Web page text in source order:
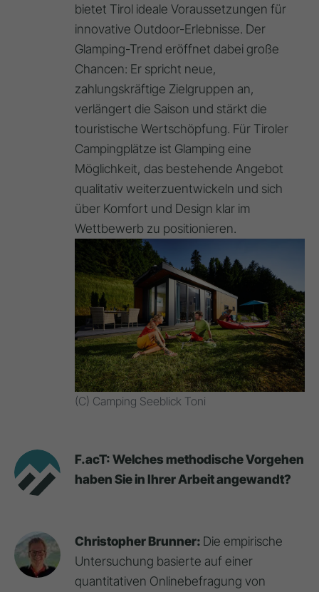
bietet Tirol ideale Voraussetzungen für
innovative Outdoor-Erlebnisse. Der
Glamping-Trend eröffnet dabei große
Chancen: Er spricht neue,
zahlungskräftige Zielgruppen an,
verlängert die Saison und stärkt die
touristische Wertschöpfung. Für Tiroler
Campingplätze ist Glamping eine
Möglichkeit, das bestehende Angebot
qualitativ weiterzuentwickeln und sich
über Komfort und Design klar im
Wettbewerb zu positionieren.
(C) Camping Seeblick Toni
F.acT: Welches methodische Vorgehen
haben Sie in Ihrer Arbeit angewandt?
Christopher Brunner: Die empirische
Untersuchung basierte auf einer
quantitativen Onlinebefragung von